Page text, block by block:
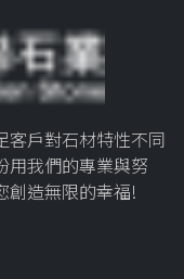
客戶對石材特性不同
用我們的專業與努
創造無限的幸福!